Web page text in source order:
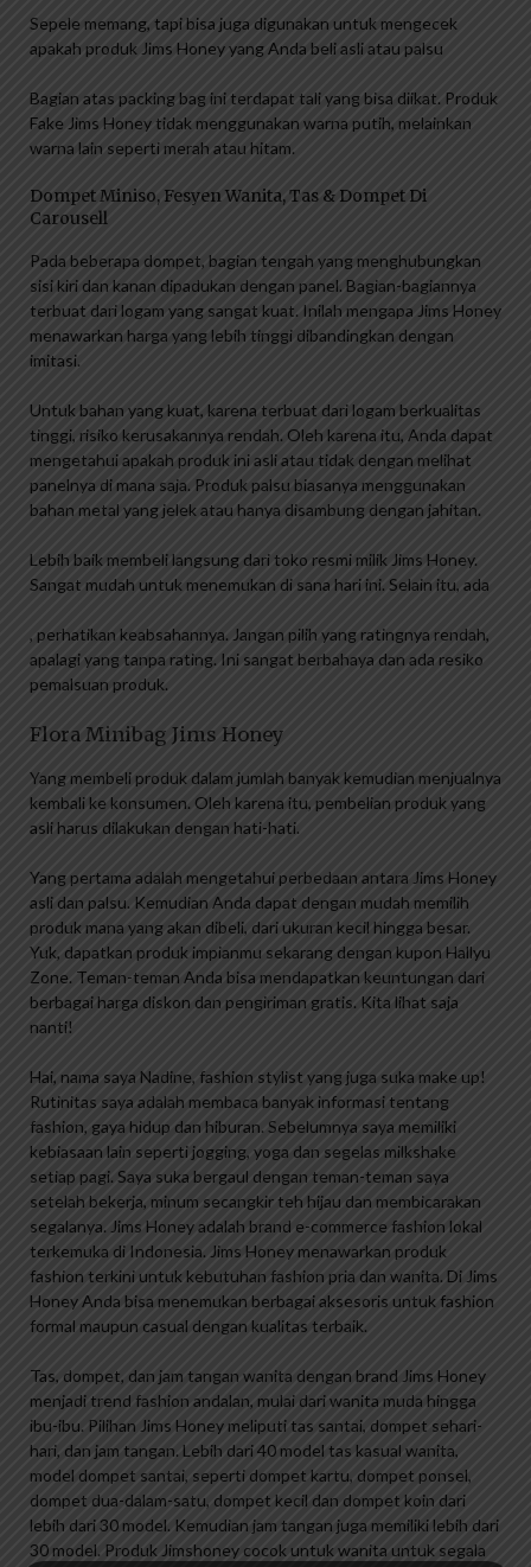
Sepele memang, tapi bisa juga digunakan untuk mengecek
apakah produk Jims Honey yang Anda beli asli atau palsu
Bagian atas packing bag ini terdapat tali yang bisa diikat. Produk
Fake Jims Honey tidak menggunakan warna putih, melainkan
warna lain seperti merah atau hitam.
Dompet Miniso, Fesyen Wanita, Tas & Dompet Di
Carousell
Pada beberapa dompet, bagian tengah yang menghubungkan
sisi kiri dan kanan dipadukan dengan panel. Bagian-bagiannya
terbuat dari logam yang sangat kuat. Inilah mengapa Jims Honey
menawarkan harga yang lebih tinggi dibandingkan dengan
imitasi.
Untuk bahan yang kuat, karena terbuat dari logam berkualitas
tinggi, risiko kerusakannya rendah. Oleh karena itu, Anda dapat
mengetahui apakah produk ini asli atau tidak dengan melihat
panelnya di mana saja. Produk palsu biasanya menggunakan
bahan metal yang jelek atau hanya disambung dengan jahitan.
Lebih baik membeli langsung dari toko resmi milik Jims Honey.
Sangat mudah untuk menemukan di sana hari ini. Selain itu, ada
, perhatikan keabsahannya. Jangan pilih yang ratingnya rendah,
apalagi yang tanpa rating. Ini sangat berbahaya dan ada resiko
pemalsuan produk.
Flora Minibag Jims Honey
Yang membeli produk dalam jumlah banyak kemudian menjualnya
kembali ke konsumen. Oleh karena itu, pembelian produk yang
asli harus dilakukan dengan hati-hati.
Yang pertama adalah mengetahui perbedaan antara Jims Honey
asli dan palsu. Kemudian Anda dapat dengan mudah memilih
produk mana yang akan dibeli, dari ukuran kecil hingga besar.
Yuk, dapatkan produk impianmu sekarang dengan kupon Hallyu
Zone. Teman-teman Anda bisa mendapatkan keuntungan dari
berbagai harga diskon dan pengiriman gratis. Kita lihat saja
nanti!
Hai, nama saya Nadine, fashion stylist yang juga suka make up!
Rutinitas saya adalah membaca banyak informasi tentang
fashion, gaya hidup dan hiburan. Sebelumnya saya memiliki
kebiasaan lain seperti jogging, yoga dan segelas milkshake
setiap pagi. Saya suka bergaul dengan teman-teman saya
setelah bekerja, minum secangkir teh hijau dan membicarakan
segalanya. Jims Honey adalah brand e-commerce fashion lokal
terkemuka di Indonesia. Jims Honey menawarkan produk
fashion terkini untuk kebutuhan fashion pria dan wanita. Di Jims
Honey Anda bisa menemukan berbagai aksesoris untuk fashion
formal maupun casual dengan kualitas terbaik.
Tas, dompet, dan jam tangan wanita dengan brand Jims Honey
menjadi trend fashion andalan, mulai dari wanita muda hingga
ibu-ibu. Pilihan Jims Honey meliputi tas santai, dompet sehari-
hari, dan jam tangan. Lebih dari 40 model tas kasual wanita,
model dompet santai, seperti dompet kartu, dompet ponsel,
dompet dua-dalam-satu, dompet kecil dan dompet koin dari
lebih dari 30 model. Kemudian jam tangan juga memiliki lebih dari
30 model. Produk Jimshoney cocok untuk wanita untuk segala